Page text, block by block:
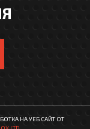
НА УЕБ САЙТОТ